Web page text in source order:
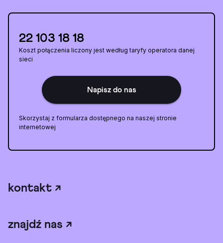
22 103 18 18
Koszt połączenia liczony jest według taryfy operatora danej
sieci
Napisz do nas
Skorzystaj z formularza dostępnego na naszej stronie
internetowej
kontakt ↗
znajdź nas ↗